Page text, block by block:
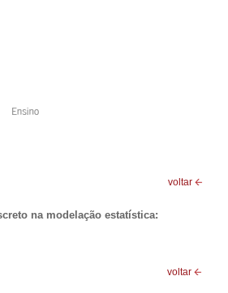
voltar
na modelação estatística:
voltar